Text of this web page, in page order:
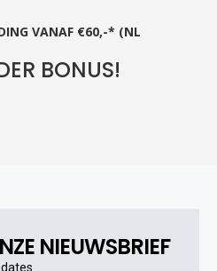
VANAF €60,-* (NL
BONUS!
NIEUWSBRIEF